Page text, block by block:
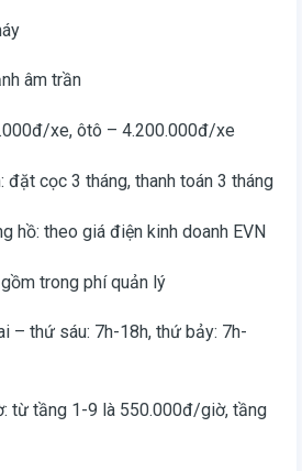
âm trần
xe, ôtô – 4.200.000đ/xe
đặt cọc 3 tháng, thanh toán 3 tháng
hồ: theo giá điện kinh doanh EVN
trong phí quản lý
– thứ sáu: 7h-18h, thứ bảy: 7h-
từ tầng 1-9 là 550.000đ/giờ, tầng